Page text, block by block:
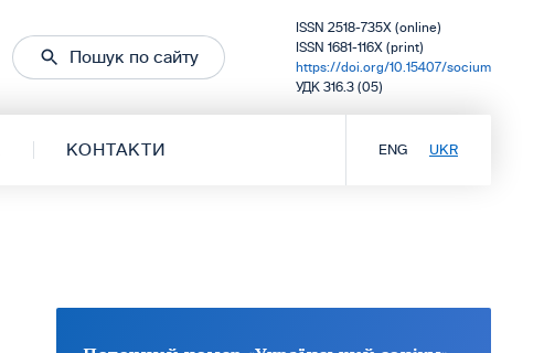
Пошук по сайту
ISSN 2518-735X (online)
ISSN 1681-116X (print)
https://doi.org/10.15407/socium
УДК 316.3 (05)
КОНТАКТИ ENG UKR